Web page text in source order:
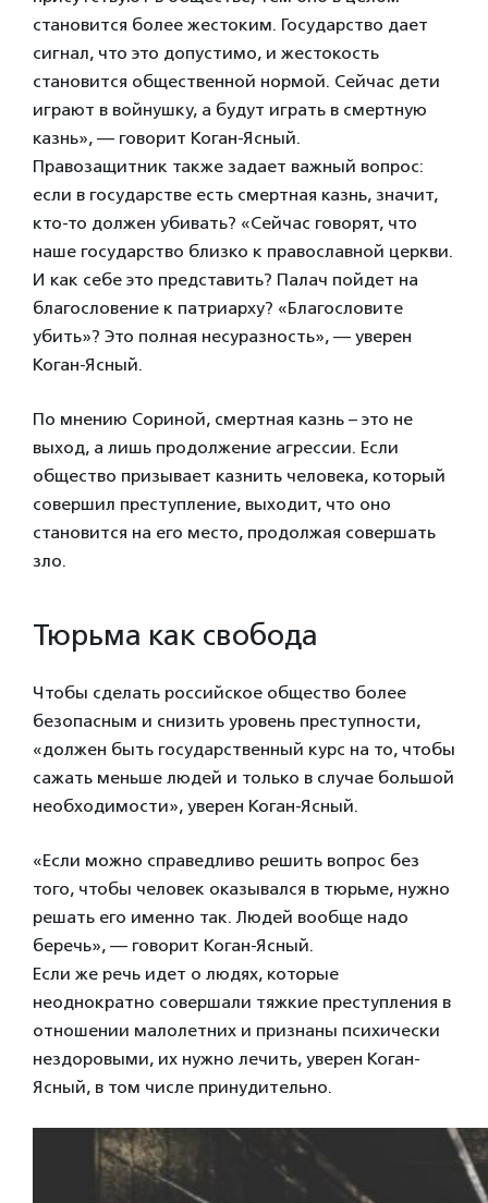
становится более жестоким. Государство дает
сигнал, что это допустимо, и жестокость
становится общественной нормой. Сейчас дети
играют в войнушку, а будут играть в смертную
казнь», — говорит Коган-Ясный.
Правозащитник также задает важный вопрос:
если в государстве есть смертная казнь, значит,
кто-то должен убивать? «Сейчас говорят, что
наше государство близко к православной церкви.
И как себе это представить? Палач пойдет на
благословение к патриарху? «Благословите
убить»? Это полная несуразность», — уверен
Коган-Ясный.
По мнению Сориной, смертная казнь – это не
выход, а лишь продолжение агрессии. Если
общество призывает казнить человека, который
совершил преступление, выходит, что оно
становится на его место, продолжая совершать
зло.
Тюрьма как свобода
Чтобы сделать российское общество более
безопасным и снизить уровень преступности,
«должен быть государственный курс на то, чтобы
сажать меньше людей и только в случае большой
необходимости», уверен Коган-Ясный.
«Если можно справедливо решить вопрос без
того, чтобы человек оказывался в тюрьме, нужно
решать его именно так. Людей вообще надо
беречь», — говорит Коган-Ясный.
Если же речь идет о людях, которые
неоднократно совершали тяжкие преступления в
отношении малолетних и признаны психически
нездоровыми, их нужно лечить, уверен Коган-
Ясный, в том числе принудительно.